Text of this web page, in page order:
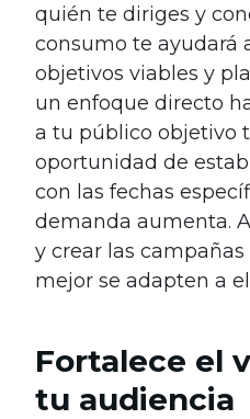
quién te diriges y
consumo te ayudará
objetivos viables y
un enfoque directo
a tu público objetivo
oportunidad de
con las fechas
demanda aumenta.
y crear las
mejor se adapten a
Fortalece el
tu audiencia